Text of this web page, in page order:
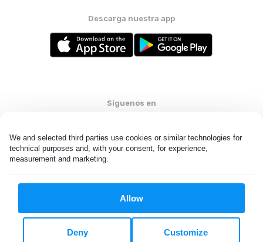
We and selected third parties use cookies or similar technologies for
technical purposes and, with your consent, for experience,
measurement and marketing.
Allow
Customize
Deny
Descarga nuestra app
Síguenos en
esta página usted acepta nuestrapolítica de privacidady
No “vender” mi información personal